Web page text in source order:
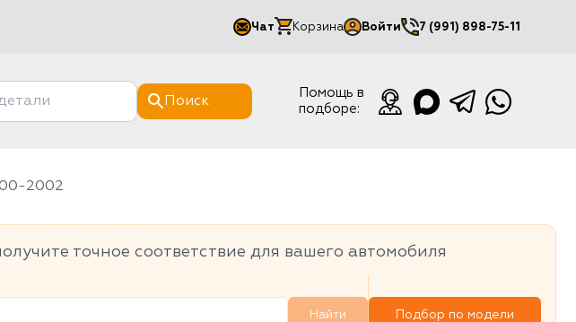
Чат Корзина Войти
Мой кабинет
7 (991) 898-75-11
Поиск
Помощь в
подборе:
2002
точное соответствие для вашего автомобиля
Найти Подбор по модели